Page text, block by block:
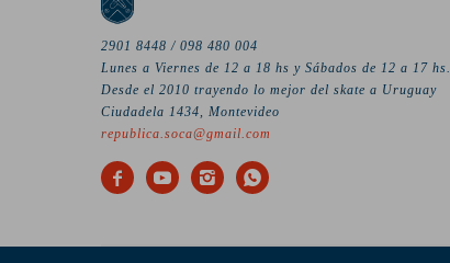
2901 8448 / 098 480 004
Lunes a Viernes de 12 a 18 hs y Sábados de 12 a 17 hs.
Desde el 2010 trayendo lo mejor del skate a Uruguay
Ciudadela 1434, Montevideo
republica.soca@gmail.com
   